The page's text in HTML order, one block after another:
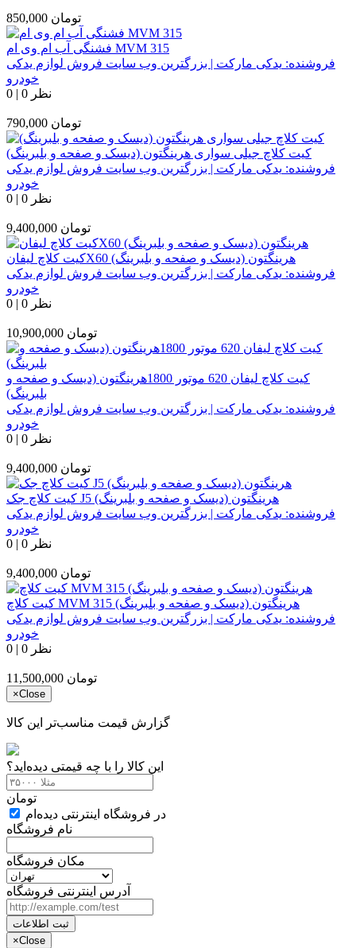
850,000 تومان
فشنگی آب ام وی ام MVM 315
فروشنده: یدکی مارکت | بزرگترین وب سایت فروش لوازم یدکی
خودرو
0 | 0 نظر
790,000 تومان
کیت کلاچ جیلی سواری هرینگتون (دیسک و صفحه و بلبرینگ)
فروشنده: یدکی مارکت | بزرگترین وب سایت فروش لوازم یدکی
خودرو
0 | 0 نظر
9,400,000 تومان
کیت کلاچ لیفانX60 هرینگتون (دیسک و صفحه و بلبرینگ)
فروشنده: یدکی مارکت | بزرگترین وب سایت فروش لوازم یدکی
خودرو
0 | 0 نظر
10,900,000 تومان
کیت کلاچ لیفان 620 موتور 1800هرینگتون (دیسک و صفحه و
بلبرینگ)
فروشنده: یدکی مارکت | بزرگترین وب سایت فروش لوازم یدکی
خودرو
0 | 0 نظر
9,400,000 تومان
کیت کلاچ جک J5 هرینگتون (دیسک و صفحه و بلبرینگ)
فروشنده: یدکی مارکت | بزرگترین وب سایت فروش لوازم یدکی
خودرو
0 | 0 نظر
9,400,000 تومان
کیت کلاچ MVM 315 هرینگتون (دیسک و صفحه و بلبرینگ)
فروشنده: یدکی مارکت | بزرگترین وب سایت فروش لوازم یدکی
خودرو
0 | 0 نظر
11,500,000 تومان
×Close
گزارش قیمت مناسب‌تر این کالا
این کالا را با چه قیمتی دیده‌اید؟
تومان
در فروشگاه اینترنتی دیده‌ام
نام فروشگاه
مکان فروشگاه
آدرس اینترنتی فروشگاه
ثبت اطلاعات
×Close